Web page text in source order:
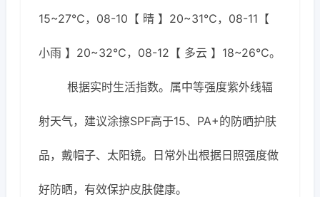
15~27℃，08-10【 晴 】20~31℃，08-11【
小雨 】20~32℃，08-12【 多云 】18~26℃。
根据实时生活指数。属中等强度紫外线辐
射天气，建议涂擦SPF高于15、PA+的防晒护肤
品，戴帽子、太阳镜。日常外出根据日照强度做
好防晒，有效保护皮肤健康。